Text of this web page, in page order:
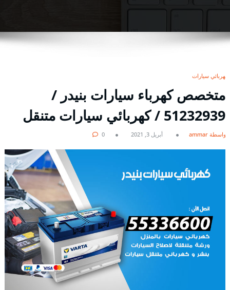
كهربائي سيارات
متخصص كهرباء سيارات بنيدر /
51232939‬ / كهربائي سيارات متنقل
بواسطة ammar أبريل 3, 2021 0